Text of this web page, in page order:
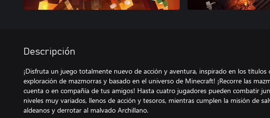
Descripción
¡Disfruta un juego totalmente nuevo de acción y aventura, inspirado en los títulos
exploración de mazmorras y basado en el universo de Minecraft! ¡Recorre las
cuenta o en compañía de tus amigos! Hasta cuatro jugadores pueden combatir
niveles muy variados, llenos de acción y tesoros, mientras cumplen la misión de
aldeanos y derrotar al malvado Archillano.